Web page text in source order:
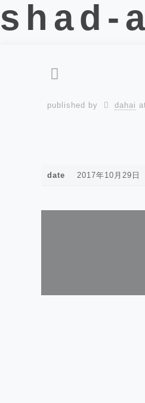
shad-
published by dahai
date 2017年10月29日